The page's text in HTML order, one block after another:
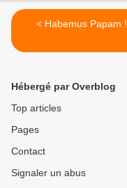
< Habemus Papam !
Hébergé par Overblog
Top articles
Pages
Contact
Signaler un abus